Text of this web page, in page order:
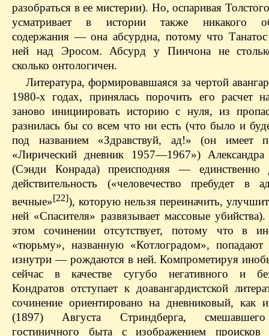
разобраться в ее мистерии). Но, оспаривая
усматривает в истории также никакого
содержания — она абсурдна, потому что Танатос
ней над Эросом. Абсурд у Пинчона не
сколько онтологичен.
Литература, формировавшаяся за чертой
1980-х годах, принялась порочить его расчет
заново инициировать историю с нуля, из
разнилась бы со всем что ни есть (что было и
под названием «Здравствуй, ад!» (он имеет
«Лирический дневник 1957—1967») Александра
(Сэнди Конрада) преисподняя — единственно
действительность («человечество пребудет в
вечные»[22]), которую нельзя переиначить,
ней «Спасителя» развязывает массовые
этом сочинении отсутствует, потому что в
«тюрьму», названную «Котлоградом»,
изнутри — рождаются в ней. Компрометируя
сейчас в качестве сугубо негативного и
Кондратов отступает к доавангардистской
сочинение ориентировано на дневниковый,
(1897) Августа Стриндберга,
гостиничного быта с изображением происков